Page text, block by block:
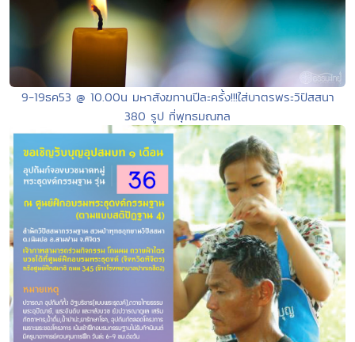
9-19ธค53 @ 10.00น มหาสังฆทานปีละครั้ง!!!ใส่บาตรพระวิปัสสนา
380 รูป ที่พุทธมณฑล